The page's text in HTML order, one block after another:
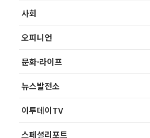
사회
오피니언
문화·라이프
뉴스발전소
이투데이TV
스페셜리포트